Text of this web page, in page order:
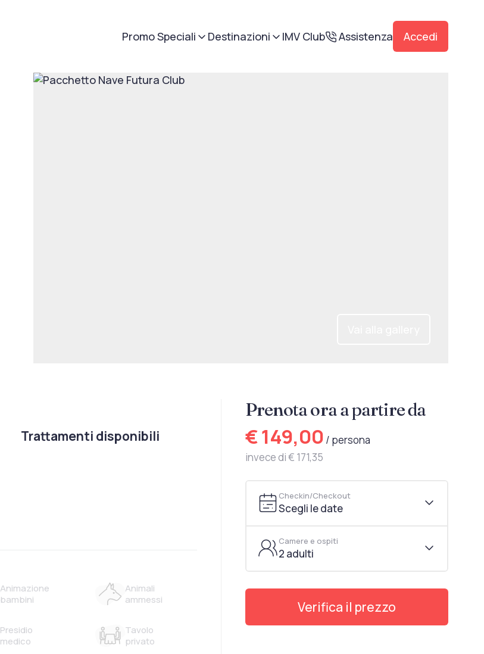
Promo Speciali Destinazioni IMV Club Assistenza Accedi
Prenota ora a partire da
€ 149,00 / persona
invece di € 171,35
Checkin/Checkout
Scegli le date
Camere e ospiti
2 adulti
Verifica il prezzo
Trattamenti disponibili
Animazione
bambini
Animali
ammessi
Presidio
medico
Tavolo
privato